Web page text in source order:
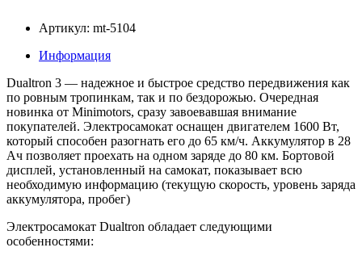
Артикул: mt-5104
Информация
Dualtron 3 — надежное и быстрое средство передвижения как
по ровным тропинкам, так и по бездорожью. Очередная
новинка от Minimotors, сразу завоевавшая внимание
покупателей. Электросамокат оснащен двигателем 1600 Вт,
который способен разогнать его до 65 км/ч. Аккумулятор в 28
Ач позволяет проехать на одном заряде до 80 км. Бортовой
дисплей, установленный на самокат, показывает всю
необходимую информацию (текущую скорость, уровень заряда
аккумулятора, пробег)
Электросамокат Dualtron обладает следующими
особенностями: